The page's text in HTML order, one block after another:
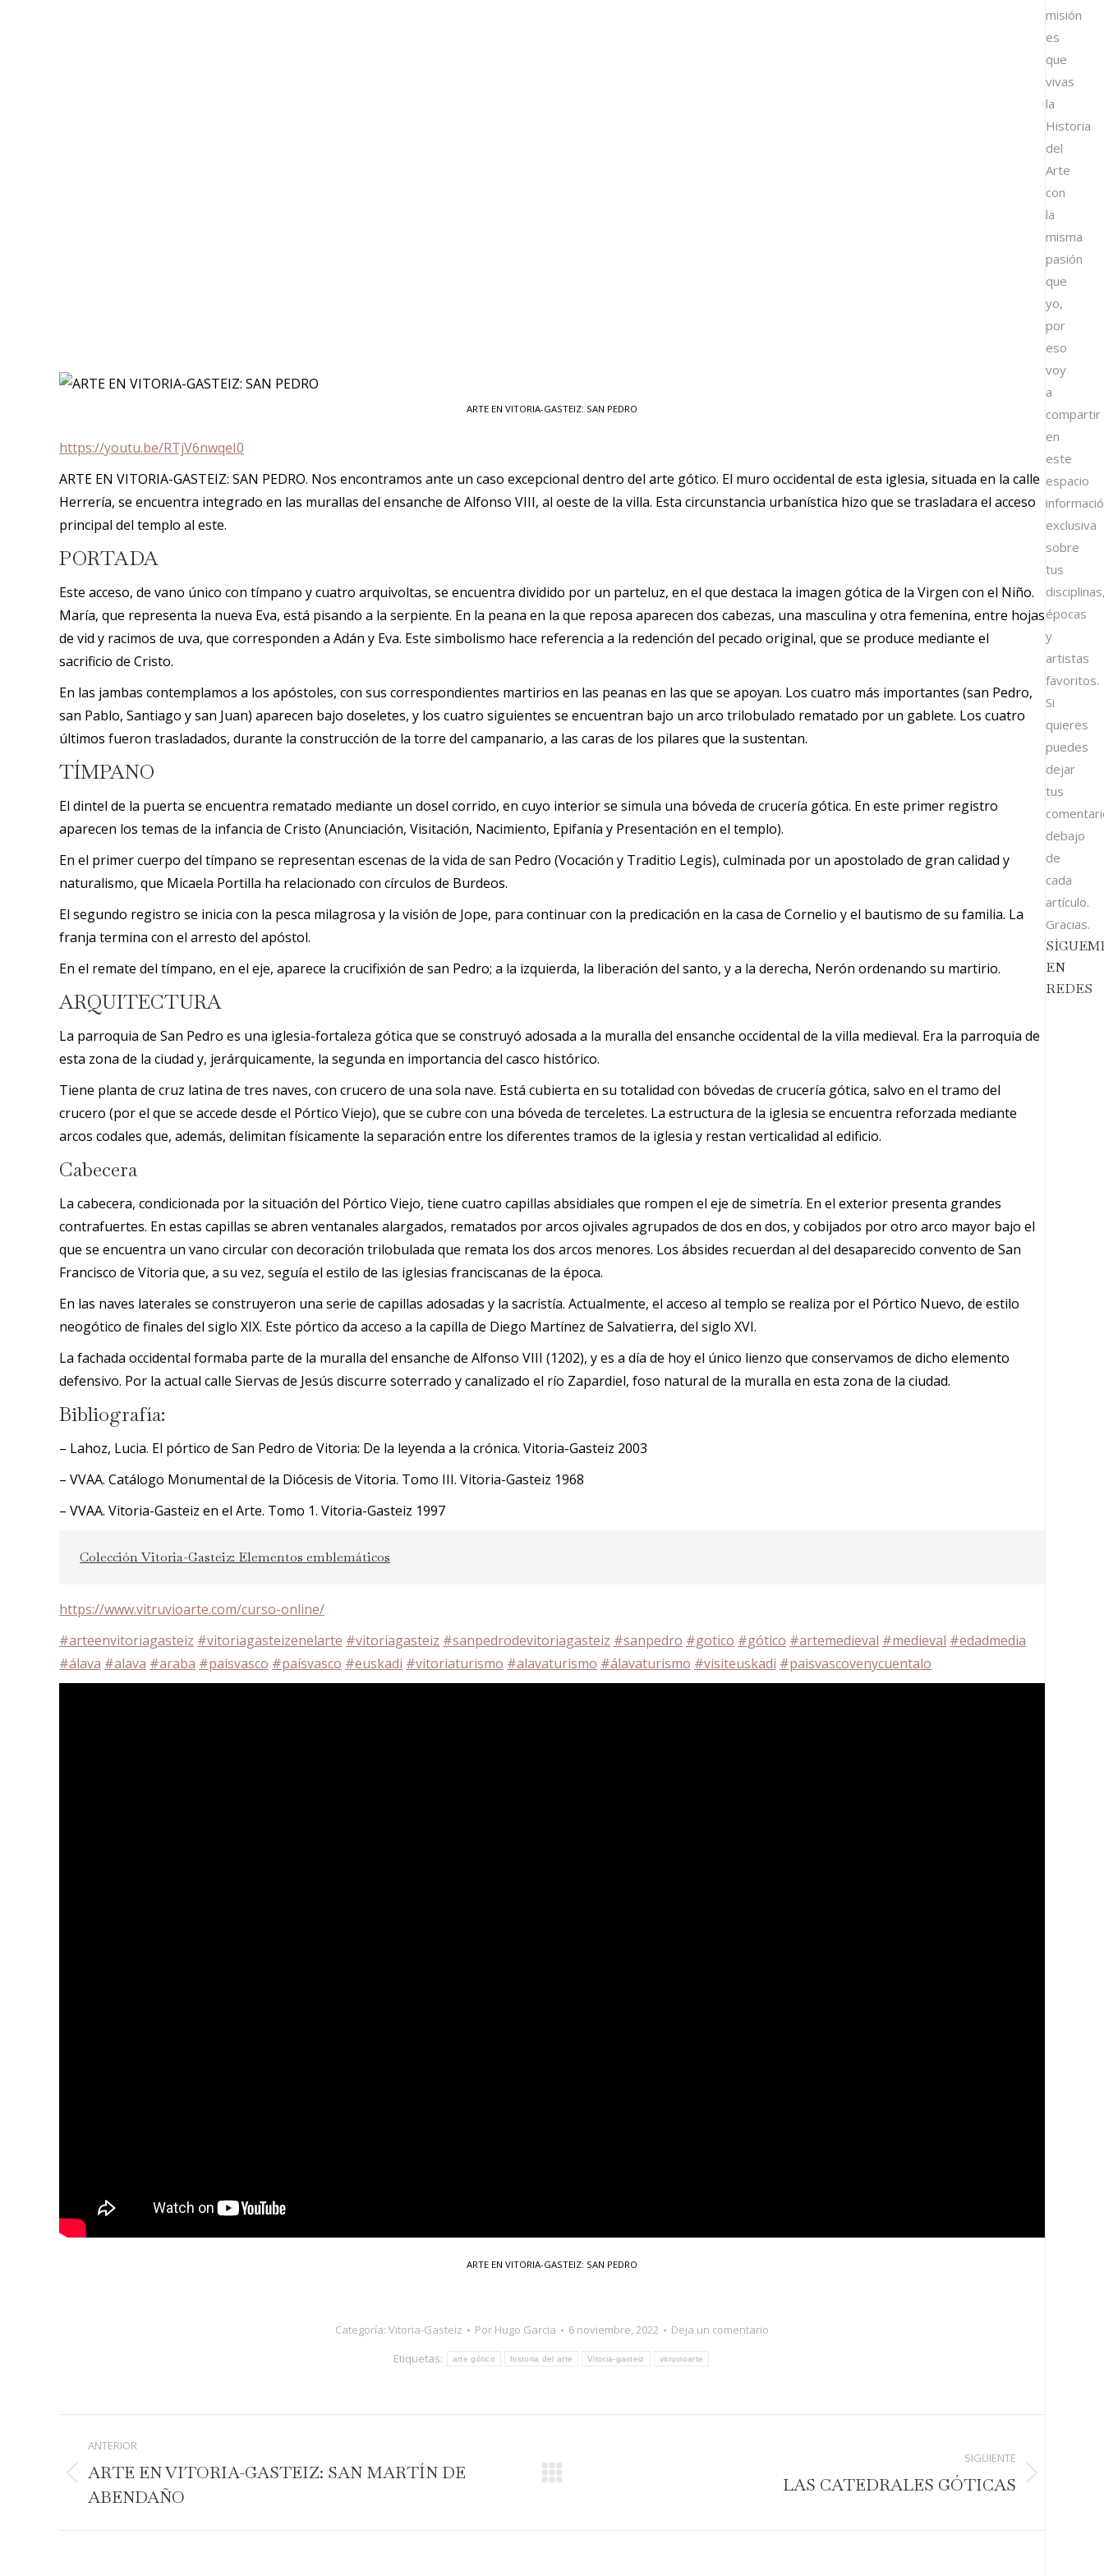
ARTE EN VITORIA-GASTEIZ: SAN PEDRO
https://youtu.be/RTjV6nwqeI0
ARTE EN VITORIA-GASTEIZ: SAN PEDRO. Nos encontramos ante un caso excepcional dentro del arte gótico. El muro occidental de esta iglesia, situada en la calle
Herrería, se encuentra integrado en las murallas del ensanche de Alfonso VIII, al oeste de la villa. Esta circunstancia urbanística hizo que se trasladara el acceso
principal del templo al este.
PORTADA
Este acceso, de vano único con tímpano y cuatro arquivoltas, se encuentra dividido por un parteluz, en el que destaca la imagen gótica de la Virgen con el Niño.
María, que representa la nueva Eva, está pisando a la serpiente. En la peana en la que reposa aparecen dos cabezas, una masculina y otra femenina, entre hojas
de vid y racimos de uva, que corresponden a Adán y Eva. Este simbolismo hace referencia a la redención del pecado original, que se produce mediante el
sacrificio de Cristo.
En las jambas contemplamos a los apóstoles, con sus correspondientes martirios en las peanas en las que se apoyan. Los cuatro más importantes (san Pedro,
san Pablo, Santiago y san Juan) aparecen bajo doseletes, y los cuatro siguientes se encuentran bajo un arco trilobulado rematado por un gablete. Los cuatro
últimos fueron trasladados, durante la construcción de la torre del campanario, a las caras de los pilares que la sustentan.
TÍMPANO
El dintel de la puerta se encuentra rematado mediante un dosel corrido, en cuyo interior se simula una bóveda de crucería gótica. En este primer registro
aparecen los temas de la infancia de Cristo (Anunciación, Visitación, Nacimiento, Epifanía y Presentación en el templo).
En el primer cuerpo del tímpano se representan escenas de la vida de san Pedro (Vocación y Traditio Legis), culminada por un apostolado de gran calidad y
naturalismo, que Micaela Portilla ha relacionado con círculos de Burdeos.
El segundo registro se inicia con la pesca milagrosa y la visión de Jope, para continuar con la predicación en la casa de Cornelio y el bautismo de su familia. La
franja termina con el arresto del apóstol.
En el remate del tímpano, en el eje, aparece la crucifixión de san Pedro; a la izquierda, la liberación del santo, y a la derecha, Nerón ordenando su martirio.
ARQUITECTURA
La parroquia de San Pedro es una iglesia-fortaleza gótica que se construyó adosada a la muralla del ensanche occidental de la villa medieval. Era la parroquia de
esta zona de la ciudad y, jerárquicamente, la segunda en importancia del casco histórico.
Tiene planta de cruz latina de tres naves, con crucero de una sola nave. Está cubierta en su totalidad con bóvedas de crucería gótica, salvo en el tramo del
crucero (por el que se accede desde el Pórtico Viejo), que se cubre con una bóveda de terceletes. La estructura de la iglesia se encuentra reforzada mediante
arcos codales que, además, delimitan físicamente la separación entre los diferentes tramos de la iglesia y restan verticalidad al edificio.
Cabecera
La cabecera, condicionada por la situación del Pórtico Viejo, tiene cuatro capillas absidiales que rompen el eje de simetría. En el exterior presenta grandes
contrafuertes. En estas capillas se abren ventanales alargados, rematados por arcos ojivales agrupados de dos en dos, y cobijados por otro arco mayor bajo el
que se encuentra un vano circular con decoración trilobulada que remata los dos arcos menores. Los ábsides recuerdan al del desaparecido convento de San
Francisco de Vitoria que, a su vez, seguía el estilo de las iglesias franciscanas de la época.
En las naves laterales se construyeron una serie de capillas adosadas y la sacristía. Actualmente, el acceso al templo se realiza por el Pórtico Nuevo, de estilo
neogótico de finales del siglo XIX. Este pórtico da acceso a la capilla de Diego Martínez de Salvatierra, del siglo XVI.
La fachada occidental formaba parte de la muralla del ensanche de Alfonso VIII (1202), y es a día de hoy el único lienzo que conservamos de dicho elemento
defensivo. Por la actual calle Siervas de Jesús discurre soterrado y canalizado el río Zapardiel, foso natural de la muralla en esta zona de la ciudad.
Bibliografía:
– Lahoz, Lucia. El pórtico de San Pedro de Vitoria: De la leyenda a la crónica. Vitoria-Gasteiz 2003
– VVAA. Catálogo Monumental de la Diócesis de Vitoria. Tomo III. Vitoria-Gasteiz 1968
– VVAA. Vitoria-Gasteiz en el Arte. Tomo 1. Vitoria-Gasteiz 1997
Colección Vitoria-Gasteiz: Elementos emblemáticos
https://www.vitruvioarte.com/curso-online/
#arteenvitoriagasteiz #vitoriagasteizenelarte #vitoriagasteiz #sanpedrodevitoriagasteiz #sanpedro #gotico #gótico #artemedieval #medieval #edadmedia
#álava #alava #araba #paisvasco #paísvasco #euskadi #vitoriaturismo #alavaturismo #álavaturismo #visiteuskadi #paisvascovenycuentalo
ARTE EN VITORIA-GASTEIZ: SAN PEDRO
Categoría: Vitoria-Gasteiz Por Hugo Garcia 6 noviembre, 2022
Deja un comentario
Etiquetas:
arte gótico historia del arte Vitoria-gasteiz vitruvioarte
entre
publicaciones
ANTERIOR
Publicación
anterior:
ARTE EN VITORIA-GASTEIZ: SAN MARTÍN DE
ABENDAÑO
SIGUIENTE
LAS CATEDRALES GÓTICAS
misión
es
que
vivas
la
Historia
del
Arte
con
la
misma
pasión
que
yo,
por
eso
voy
a
compartir
en
este
espacio
exclusiva
sobre
tus
épocas
y
artistas
favoritos.
Si
quieres
puedes
dejar
tus
debajo
de
cada
artículo.
Gracias.
EN
REDES